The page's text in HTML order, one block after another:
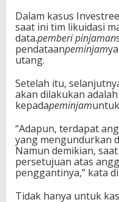
Dalam kasus
saat ini tim likuidasi
data.pemberi pinjaman
pendataanpeminjam
utang.
Setelah itu,
akan dilakukan
kepadapeminjam
“Adapun, terdapat
yang mengundurkan
Namun demikian,
persetujuan atas
penggantinya,” kata
Tidak hanya untuk